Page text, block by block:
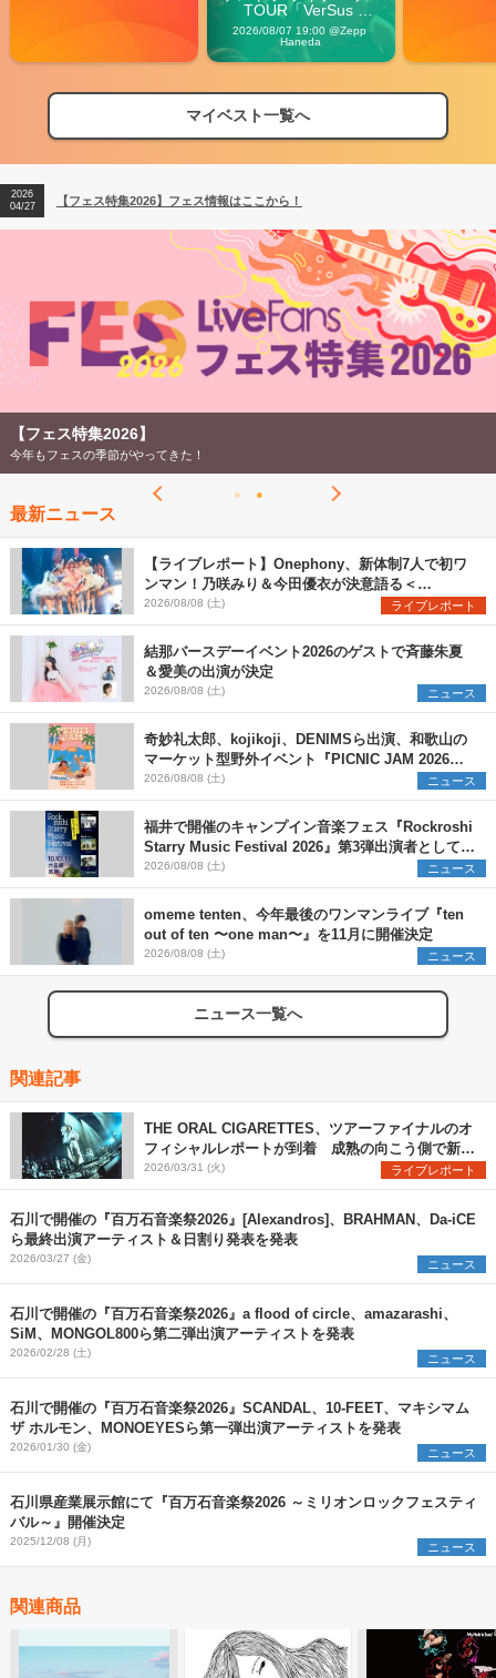
TOUR「VerSus
Carnival」
2026/08/07 19:00 @Zepp
Haneda
マイベスト一覧へ
【フェス特集2026】フェス情報はここから！
【ライブ動員ランキング】2026年上半期編発表！
2026
04/27
【フェス特集2026】フェス情報はここから！
2026
【ライブ動員ランキング】2026年上半期編発表！
【フェス特集2026】
今年もフェスの季節がやってきた！
最新ニュース
【ライブレポート】Onephony、新体制7人で初ワ
ンマン！乃咲みり＆今田優衣が決意語る＜
Onephony新体制1st Oneman Live はじまりの夏
＞
2026/08/08 (土) ライブレポート
結那バースデーイベント2026のゲストで斉藤朱夏
＆愛美の出演が決定
2026/08/08 (土) ニュース
奇妙礼太郎、kojikoji、DENIMSら出演、和歌山の
マーケット型野外イベント『PICNIC JAM 2026』
早割チケット発売開始
2026/08/08 (土) ニュース
福井で開催のキャンプイン音楽フェス『Rockroshi
Starry Music Festival 2026』第3弾出演者として
SCOOBIE DO、かりゆし58、Reiを発表
2026/08/08 (土) ニュース
omeme tenten、今年最後のワンマンライブ『ten
out of ten 〜one man〜』を11月に開催決定
2026/08/08 (土) ニュース
ニュース一覧へ
関連記事
THE ORAL CIGARETTES、ツアーファイナルのオ
フィシャルレポートが到着 成熟の向こう側で新た
な衝動に身を任せる現在のオーラルを綴る
2026/03/31 (火) ライブレポート
石川で開催の『百万石音楽祭2026』[Alexandros]、BRAHMAN、Da-iCE
ら最終出演アーティスト＆日割り発表を発表
2026/03/27 (金) ニュース
石川で開催の『百万石音楽祭2026』a flood of circle、amazarashi、
SiM、MONGOL800ら第二弾出演アーティストを発表
2026/02/28 (土) ニュース
石川で開催の『百万石音楽祭2026』SCANDAL、10-FEET、マキシマム
ザ ホルモン、MONOEYESら第一弾出演アーティストを発表
2026/01/30 (金) ニュース
石川県産業展示館にて『百万石音楽祭2026 ～ミリオンロックフェスティ
バル～』開催決定
2025/12/08 (月) ニュース
関連商品